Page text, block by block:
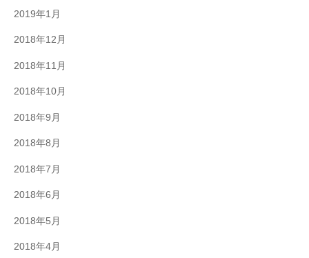
2019年1月
2018年12月
2018年11月
2018年10月
2018年9月
2018年8月
2018年7月
2018年6月
2018年5月
2018年4月